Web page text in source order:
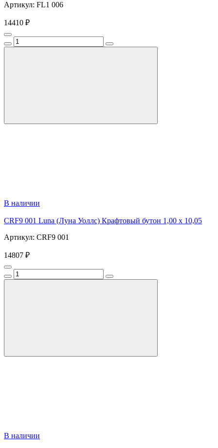
Артикул: FL1 006
14410 ₽
В наличии
CRF9 001 Luna (Луна Уоллс) Крафтовый бутон 1,00 x 10,05
Артикул: CRF9 001
14807 ₽
В наличии